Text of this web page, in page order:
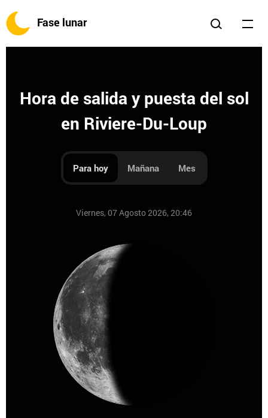
Fase lunar
Hora de salida y puesta del sol
en Riviere-Du-Loup
Para hoy Mañana Mes
Viernes, 07 Agosto 2026, 20:46